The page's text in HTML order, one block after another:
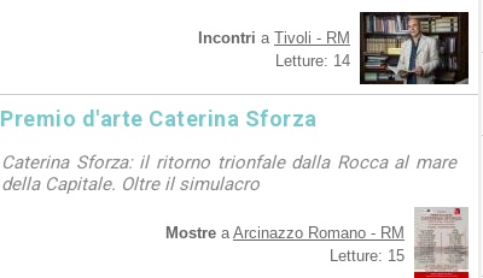
Incontri a Tivoli - RM
Letture: 14
Premio d'arte Caterina Sforza
Caterina Sforza: il ritorno trionfale dalla Rocca al mare
della Capitale. Oltre il simulacro
Mostre aArcinazzo Romano - RM
Letture: 15